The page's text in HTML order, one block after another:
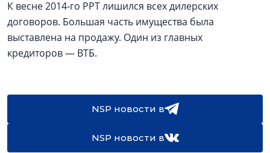
К весне 2014‑го РРТ лишился всех дилерских
договоров. Большая часть имущества была
выставлена на продажу. Один из главных
кредиторов — ВТБ.
NSP новости в
NSP новости в